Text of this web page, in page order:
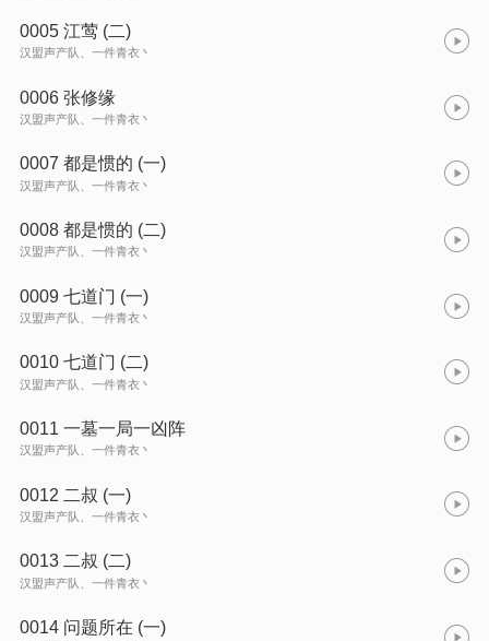
0005 江莺 (二)
汉盟声产队、一件青衣丶
0006 张修缘
汉盟声产队、一件青衣丶
0007 都是惯的 (一)
汉盟声产队、一件青衣丶
0008 都是惯的 (二)
汉盟声产队、一件青衣丶
0009 七道门 (一)
汉盟声产队、一件青衣丶
0010 七道门 (二)
汉盟声产队、一件青衣丶
0011 一墓一局一凶阵
汉盟声产队、一件青衣丶
0012 二叔 (一)
汉盟声产队、一件青衣丶
0013 二叔 (二)
汉盟声产队、一件青衣丶
0014 问题所在 (一)